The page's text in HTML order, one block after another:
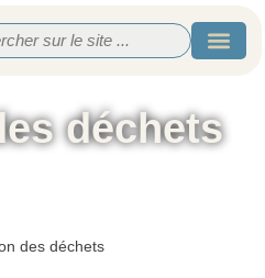
déchets
des déchets